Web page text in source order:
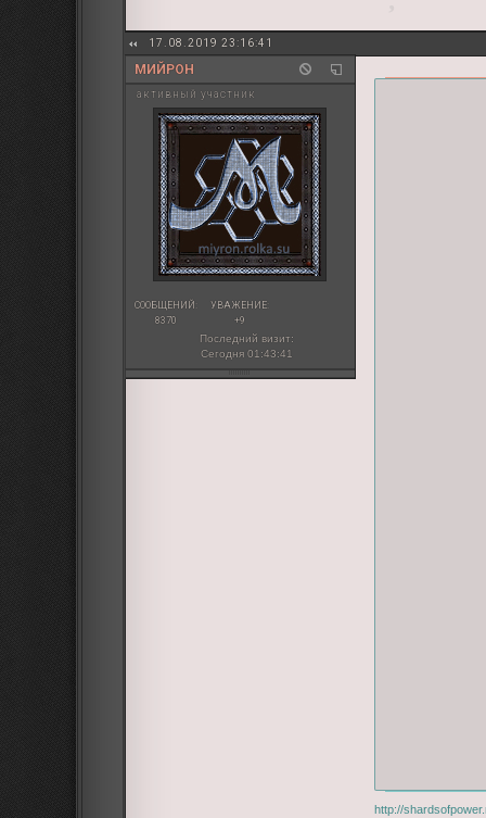
17.08.2019 23:16:41
МИЙРОН
активный участник
СООБЩЕНИЙ:
8370
УВАЖЕНИЕ:
+9
Последний визит:
Сегодня 01:43:41
http://